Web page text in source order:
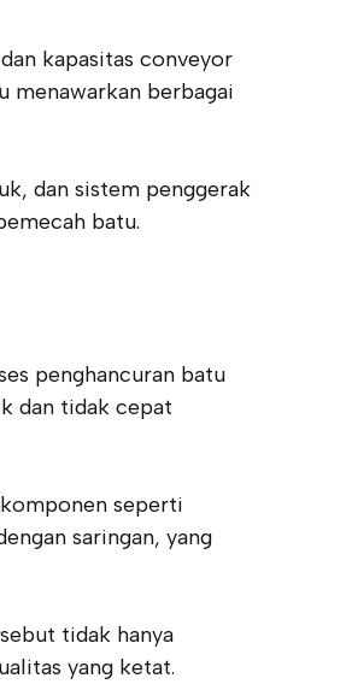
kapasitas conveyor
menawarkan berbagai
dan sistem penggerak
batu.
penghancuran batu
dan tidak cepat
seperti
saringan, yang
tidak hanya
yang ketat.